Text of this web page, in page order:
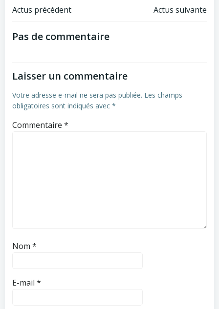
Navigation
de
Actus précédent
Navigation
de
Actus suivante
Pas de commentaire
Laisser un commentaire
Votre adresse e-mail ne sera pas publiée. Les champs
obligatoires sont indiqués avec *
Commentaire *
Nom *
E-mail *